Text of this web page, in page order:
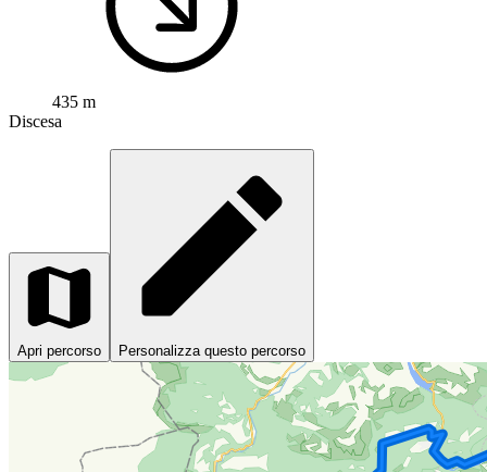
435 m
Discesa
Apri percorso Personalizza questo percorso